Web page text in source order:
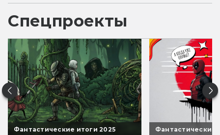
Спецпроекты
Фантастические итоги 2025 Фантастические